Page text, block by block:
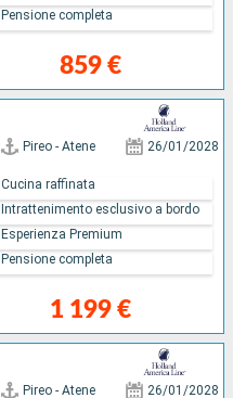
859 €
Pensione completa
Pireo - Atene 26/01/2028
1 199 €
Cucina raffinata
Intrattenimento esclusivo a bordo
Esperienza Premium
Pensione completa
Pireo - Atene 26/01/2028